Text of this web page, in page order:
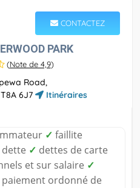
CONTACTEZ
PARK
(Note de 4,9)
Road,
6J7
Itinéraires
✓ faillite
dette ✓ dettes de carte
et sur salaire ✓
paiement ordonné de